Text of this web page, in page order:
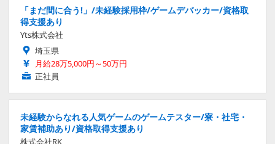
「まだ間に合う!」/未経験採用枠/ゲームデバッカー/資格取
得支援あり
Yts株式会社
埼玉県
月給28万5,000円～50万円
正社員
未経験からなれる人気ゲームのゲームテスター/寮・社宅・
家賃補助あり/資格取得支援あり
株式会社RK